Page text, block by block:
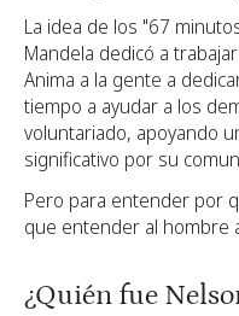
La idea de los "67
Mandela dedicó a
Anima a la gente a
tiempo a ayudar a los
voluntariado, apoyando
significativo por su
Pero para entender por
que entender al hombre
¿Quién fue